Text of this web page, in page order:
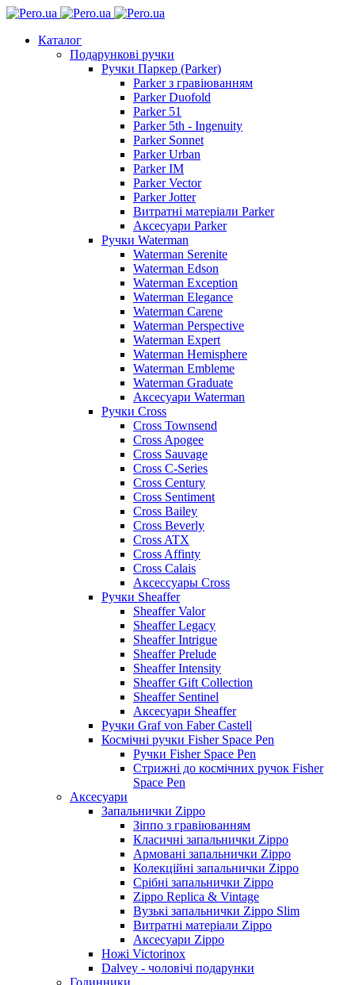
Каталог
Подарункові ручки
Ручки Паркер (Parker)
Parker з гравіюванням
Parker Duofold
Parker 51
Parker 5th - Ingenuity
Parker Sonnet
Parker Urban
Parker IM
Parker Vector
Parker Jotter
Витратні матеріали Parker
Аксесуари Parker
Ручки Waterman
Waterman Serenite
Waterman Edson
Waterman Exception
Waterman Elegance
Waterman Carene
Waterman Perspective
Waterman Expert
Waterman Hemisphere
Waterman Embleme
Waterman Graduate
Аксесуари Waterman
Ручки Cross
Cross Townsend
Cross Apogee
Cross Sauvage
Cross C-Series
Cross Сentury
Cross Sentiment
Cross Bailey
Cross Beverly
Cross ATX
Cross Affinty
Cross Calais
Аксессуары Cross
Ручки Sheaffer
Sheaffer Valor
Sheaffer Legacy
Sheaffer Intrigue
Sheaffer Prelude
Sheaffer Intensity
Sheaffer Gift Collection
Sheaffer Sentinel
Аксесуари Sheaffer
Ручки Graf von Faber Castell
Космічні ручки Fisher Space Pen
Ручки Fisher Space Pen
Стрижні до космічних ручок Fisher
Space Pen
Аксесуари
Запальнички Zippo
Зіппо з гравіюванням
Класичні запальнички Zippo
Армовані запальнички Zippo
Колекційні запальнички Zippo
Срібні запальнички Zippo
Zippo Replica & Vintage
Вузькі запальнички Zippo Slim
Витратні матеріали Zippo
Аксесуари Zippo
Ножі Victorinox
Dalvey - чоловічі подарунки
Годинники